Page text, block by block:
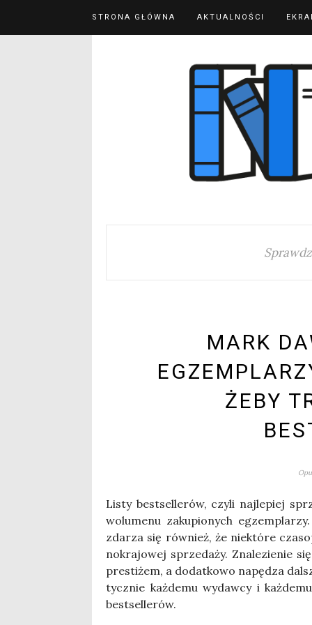
STRONA GŁÓWNA AKTUALNOŚCI
MARK
ŻEBY
Listy best­sel­le­rów, czy­li naj­le­piej
wolu­me­nu zaku­pio­nych
zda­rza się rów­nież, że nie­któ­re
no­kra­jo­wej sprze­da­ży. Zna­le­zie­nie
pre­sti­żem, a dodat­ko­wo napę­dza
tycz­nie każ­de­mu wydaw­cy i
best­sel­le­rów.